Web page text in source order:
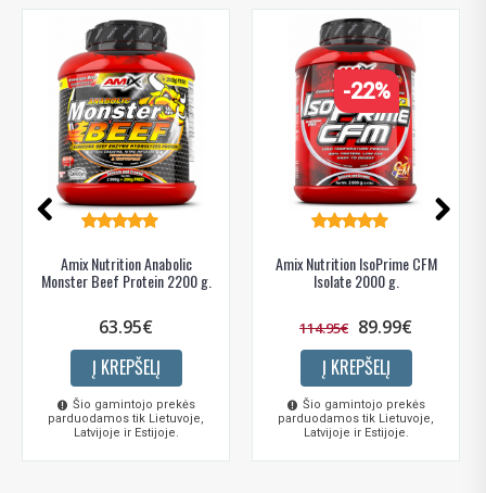
Amix Nutrition Anabolic
Monster Beef Protein 2200 g.
63.95€
Į KREPŠELĮ
Šio gamintojo prekės
parduodamos tik Lietuvoje,
Latvijoje ir Estijoje.
-22%
Amix Nutrition IsoPrime CFM
Isolate 2000 g.
114.95€ 89.99€
Į KREPŠELĮ
Šio gamintojo prekės
parduodamos tik Lietuvoje,
Latvijoje ir Estijoje.